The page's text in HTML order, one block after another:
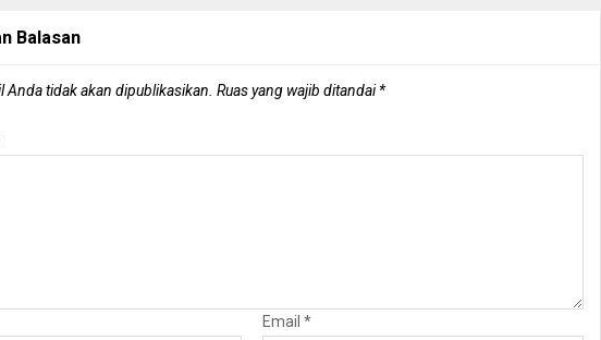
Balasan
Anda tidak akan dipublikasikan. Ruas yang wajib ditandai*
Email *